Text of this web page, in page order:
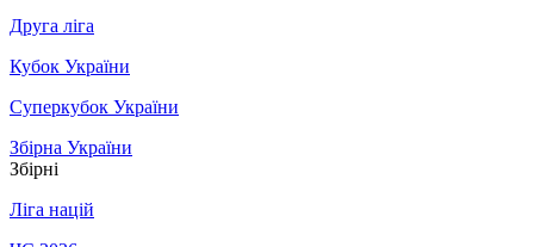
Друга ліга
Кубок України
Суперкубок України
Збірна України
Збірні
Ліга націй